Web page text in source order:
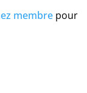
membre pour